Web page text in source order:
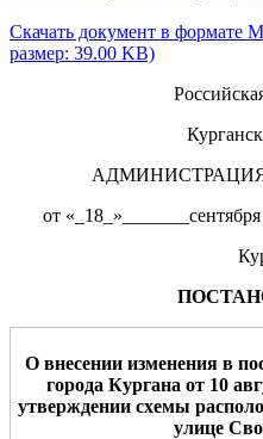
Скачать документ в формате
размер: 39.00 KB)
от
О внесении изменения в
города Кургана от 10
утверждении схемы
улице